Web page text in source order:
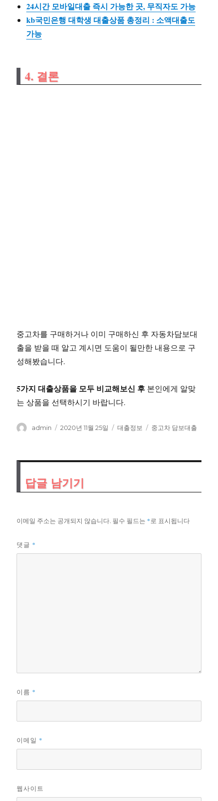
24시간 모바일대출 즉시 가능한 곳, 무직자도 가능
kb국민은행 대학생 대출상품 총정리 : 소액대출도
가능
4. 결론
중고차를 구매하거나 이미 구매하신 후 자동차담보대
출을 받을 때 알고 계시면 도움이 될만한 내용으로 구
성해봤습니다.
5가지 대출상품을 모두 비교해보신 후 본인에게 알맞
는 상품을 선택하시기 바랍니다.
글
admin
작
2020년 11월 25일
카
대출정보
태
중고차 담보대출
답글 남기기
이메일 주소는 공개되지 않습니다. 필수 필드는 *로 표시됩니다
댓글 *
이름 *
이메일 *
웹사이트